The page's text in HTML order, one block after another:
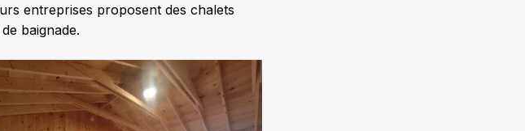
entreprises proposent des chalets
baignade.